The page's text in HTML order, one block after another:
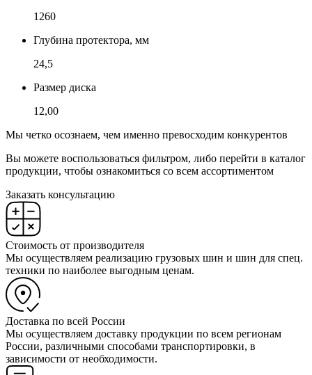
1260
Глубина протектора, мм
24,5
Размер диска
12,00
Мы четко осознаем, чем именно превосходим конкурентов
Вы можете воспользоваться фильтром, либо перейти в каталог
продукции, чтобы ознакомиться со всем ассортиментом
Заказать консультацию
Стоимость от производителя
Мы осуществляем реализацию грузовых шин и шин для спец.
техники по наиболее выгодным ценам.
Доставка по всей России
Мы осуществляем доставку продукции по всем регионам
России, различными способами транспортировки, в
зависимости от необходимости.